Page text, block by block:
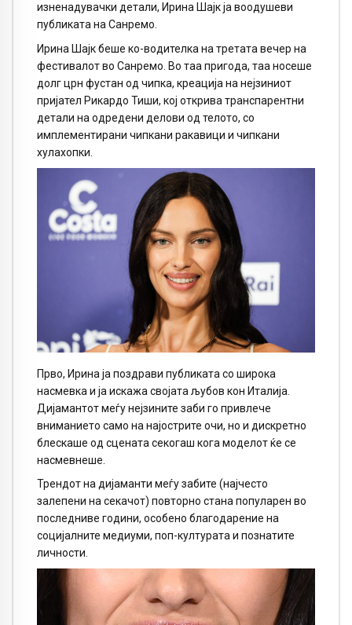
изненадувачки детали, Ирина Шајк ја воодушеви
публиката на Санремо.
Ирина Шајк беше ко-водителка на третата вечер на
фестивалот во Санремо. Во таа пригода, таа носеше
долг црн фустан од чипка, креација на нејзиниот
пријател Рикардо Тиши, кој открива транспарентни
детали на одредени делови од телото, со
имплементирани чипкани ракавици и чипкани
хулахопки.
Прво, Ирина ја поздрави публиката со широка
насмевка и ја искажа својата љубов кон Италија.
Дијамантот меѓу нејзините заби го привлече
вниманието само на најострите очи, но и дискретно
блескаше од сцената секогаш кога моделот ќе се
насмевнеше.
Трендот на дијаманти меѓу забите (најчесто
залепени на секачот) повторно стана популарен во
последниве години, особено благодарение на
социјалните медиуми, поп-културата и познатите
личности.